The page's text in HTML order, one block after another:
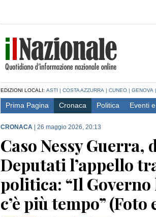
EDIZIONI LOCALI: ASTI | COSTA AZZURRA | CUNEO | GENOVA |
Prima Pagina Cronaca Politica Eventi
CRONACA 26 maggio 2026, 20:13
Caso Nessy Guerra,
Deputati l’appello
politica: “Il
c’è più tempo” (Foto